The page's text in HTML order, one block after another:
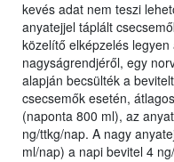
kevés adat nem teszi
anyatejjel táplált
közelítő elképzelés
nagyságrendjéről, egy
alapján becsülték a
csecsemők esetén,
(naponta 800 ml), az
ng/ttkg/nap. A nagy
ml/nap) a napi bevitel 4